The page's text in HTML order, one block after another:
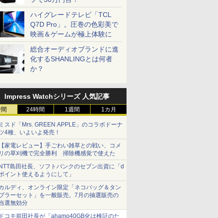
ハイグレードテレビ「TCL
Q7D Pro」。圧巻の色彩美で
映画＆ゲームが極上体験に
総合オーディオブランドに進
化するSHANLINGとは何者
か？
Impress Watchシリーズ 人気記事
24時間 1週間 1カ月
スド「Mrs. GREEN APPLE」のコラボドーナ
4種、いよいよ発売！
家電レビュー】手ごわい雑草との戦い、コメ
の草刈機で完全勝利 掃除機感覚で使えた
島田社長、ソフトバンクのセブン出資に「d
イント使えるようにして」
ルディ、オンライン限定「ネコバッグ＆タン
ラーセット」を一般販売。7月の抽選販売の
選無効分
コモ前田社長が「ahamo40GB化は検証のた